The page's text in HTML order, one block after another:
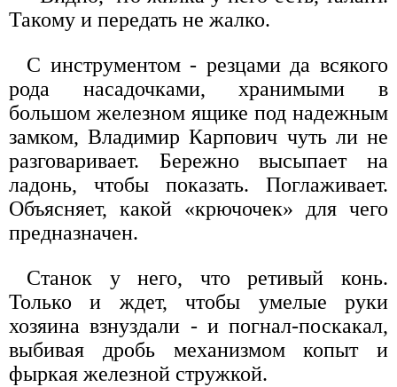
Такому и передать не жалко.
С инструментом - резцами да всякого
рода насадочками, хранимыми в
большом железном ящике под надежным
замком, Владимир Карпович чуть ли не
разговаривает. Бережно высыпает на
ладонь, чтобы показать. Поглаживает.
Объясняет, какой «крючочек» для чего
предназначен.
Станок у него, что ретивый конь.
Только и ждет, чтобы умелые руки
хозяина взнуздали - и погнал-поскакал,
выбивая дробь механизмом копыт и
фыркая железной стружкой.